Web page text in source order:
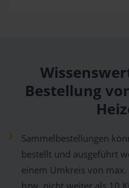
Bestellung
Sammelbestellungen
bestellt und ausgeführt
einem Umkreis von